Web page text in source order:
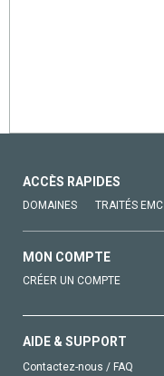
ACCÈS RAPIDES
DOMAINES TRAITÉS EMC
MON COMPTE
CRÉER UN COMPTE
AIDE & SUPPORT
Contactez-nous / FAQ